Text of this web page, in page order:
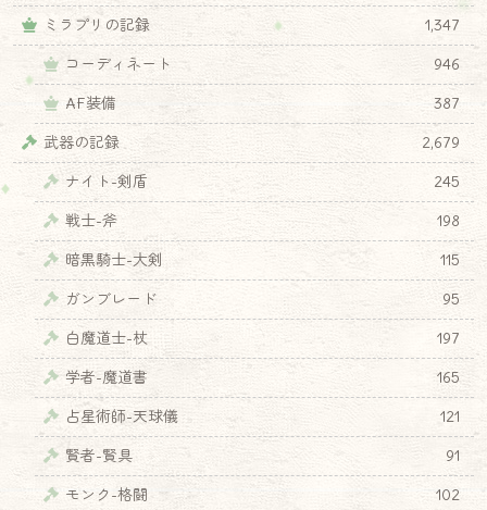
ミラプリの記録
1,347
コーディネート
946
AF装備
387
武器の記録
2,679
ナイト-剣盾
245
戦士-斧
198
暗黒騎士-大剣
115
ガンブレード
95
白魔道士-杖
197
学者-魔道書
165
占星術師-天球儀
121
賢者-賢具
91
モンク-格闘
102